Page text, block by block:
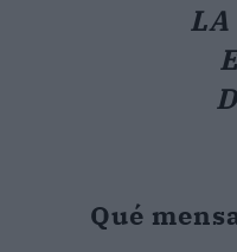
LA
Qué